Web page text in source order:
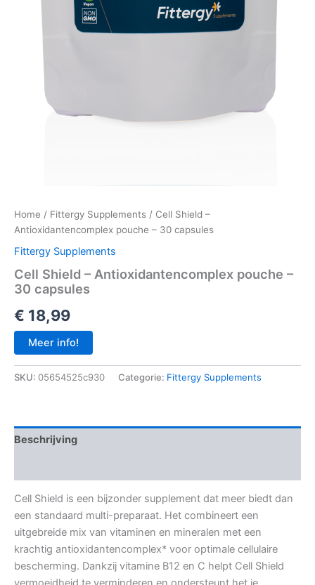
Home / Fittergy Supplements / Cell Shield –
Antioxidantencomplex pouche – 30 capsules
Fittergy Supplements
Cell Shield – Antioxidantencomplex pouche –
30 capsules
€ 18,99
Meer info!
SKU: 05654525c930 Categorie: Fittergy Supplements
Beschrijving
Cell Shield is een bijzonder supplement dat meer biedt dan
een standaard multi-preparaat. Het combineert een
uitgebreide mix van vitaminen en mineralen met een
krachtig antioxidantencomplex* voor optimale cellulaire
bescherming. Dankzij vitamine B12 en C helpt Cell Shield